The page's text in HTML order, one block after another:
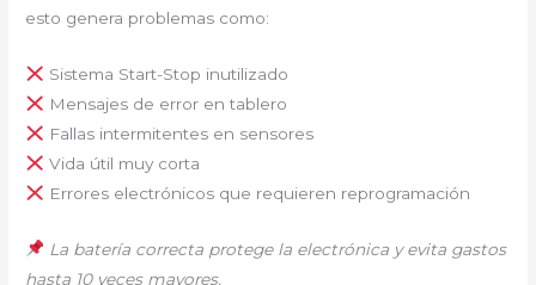
esto genera problemas como:
Sistema Start-Stop inutilizado
Mensajes de error en tablero
Fallas intermitentes en sensores
Vida útil muy corta
Errores electrónicos que requieren reprogramación
La batería correcta protege la electrónica y evita gastos
hasta 10 veces mayores.